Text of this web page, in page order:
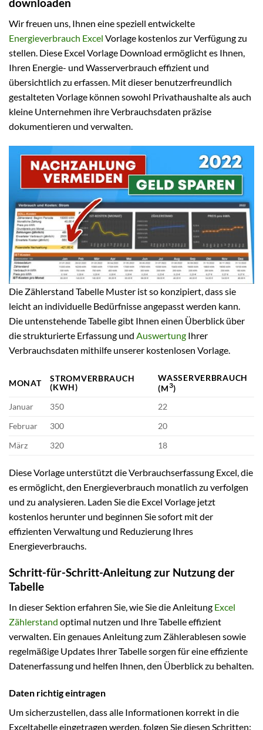
downloaden
Wir freuen uns, Ihnen eine speziell entwickelte
Energieverbrauch Excel Vorlage kostenlos zur Verfügung zu
stellen. Diese Excel Vorlage Download ermöglicht es Ihnen,
Ihren Energie- und Wasserverbrauch effizient und
übersichtlich zu erfassen. Mit dieser benutzerfreundlich
gestalteten Vorlage können sowohl Privathaushalte als auch
kleine Unternehmen ihre Verbrauchsdaten präzise
dokumentieren und verwalten.
Die Zählerstand Tabelle Muster ist so konzipiert, dass sie
leicht an individuelle Bedürfnisse angepasst werden kann.
Die untenstehende Tabelle gibt Ihnen einen Überblick über
die strukturierte Erfassung und Auswertung Ihrer
Verbrauchsdaten mithilfe unserer kostenlosen Vorlage.
MONAT
STROMVERBRAUCH
(KWH)
WASSERVERBRAUCH
(M3)
Januar
350
22
Februar
300
20
März
320 18
Diese Vorlage unterstützt die Verbrauchserfassung Excel, die
es ermöglicht, den Energieverbrauch monatlich zu verfolgen
und zu analysieren. Laden Sie die Excel Vorlage jetzt
kostenlos herunter und beginnen Sie sofort mit der
effizienten Verwaltung und Reduzierung Ihres
Energieverbrauchs.
Schritt-für-Schritt-Anleitung zur Nutzung der
Tabelle
In dieser Sektion erfahren Sie, wie Sie die Anleitung Excel
Zählerstand optimal nutzen und Ihre Tabelle effizient
verwalten. Ein genaues Anleitung zum Zählerablesen sowie
regelmäßige Updates Ihrer Tabelle sorgen für eine effiziente
Datenerfassung und helfen Ihnen, den Überblick zu behalten.
Daten richtig eintragen
Um sicherzustellen, dass alle Informationen korrekt in die
Exceltabelle eingetragen werden, folgen Sie diesen Schritten: